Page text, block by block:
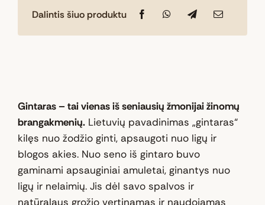
Baltijos
Dalintis šiuo produktu
Gintaras – tai vienas iš seniausių žmonijai žinomų
brangakmenių.Lietuvių pavadinimas „gintaras“
kilęs nuo žodžio ginti, apsaugoti nuo ligų ir
blogos akies. Nuo seno iš gintaro buvo
gaminami apsauginiai amuletai, ginantys nuo
ligų ir nelaimių. Jis dėl savo spalvos ir
natūralaus grožio vertinamas ir naudojamas